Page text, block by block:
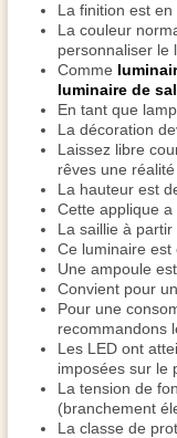
La finition est en
La couleur
personnaliser le
Comme
luminaire de
En tant que
La décoration
Laissez libre
rêves une réalité
La hauteur est
Cette applique
La saillie à
Ce luminaire est
Une ampoule
Convient pour
Pour une
recommandons
Les LED ont
imposées sur le
La tension de
(branchement
La classe de